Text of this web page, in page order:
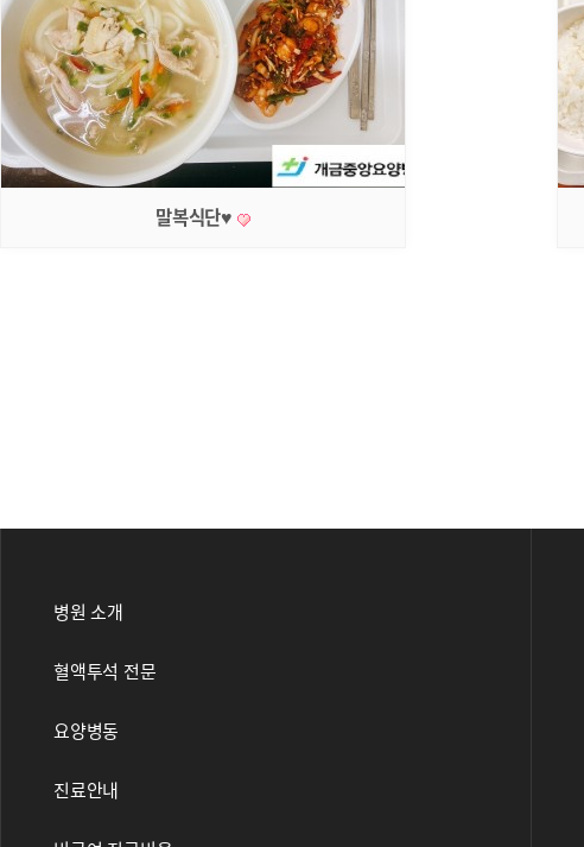
말복식단♥
병원 소개
혈액투석 전문
요양병동
진료안내